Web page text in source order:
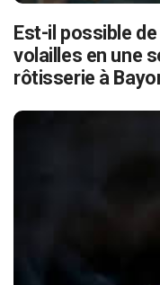
Est-il possible
volailles en une
rôtisserie à